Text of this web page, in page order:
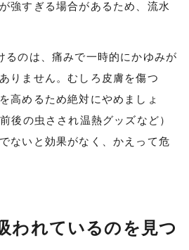
強すぎる場合があるため、流水
のは、 痛みで一時的にかゆみが
りません。むしろ皮膚を傷つ
高めるため絶対にやめましょ
後の虫さされ温熱グッズなど）
ないと効果がなく、かえって危
われているのを見つ